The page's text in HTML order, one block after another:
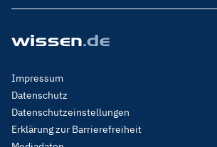
Footer
Menu
Legal
Impressum
Datenschutz
Datenschutzeinstellungen
Erklärung zur Barrierefreiheit